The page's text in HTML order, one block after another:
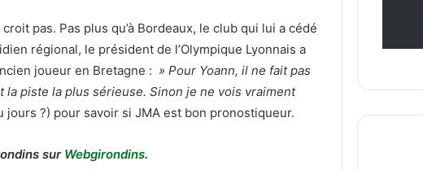
pas. Pas plus qu’à Bordeaux, le club qui lui a cédé
régional, le président de l’Olympique Lyonnais a
joueur en Bretagne : » Pour Yoann, il ne fait pas
la piste la plus sérieuse. Sinon je ne vois vraiment
?) pour savoir si JMA est bon pronostiqueur.
sur Webgirondins.